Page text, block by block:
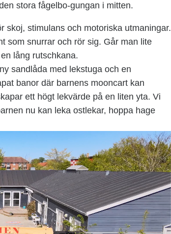
stora fågelbo-gungan i mitten.
skoj, stimulans och motoriska utmaningar.
som snurrar och rör sig. Går man lite
lång rutschkana.
sandlåda med lekstuga och en
banor där barnens mooncart kan
ett högt lekvärde på en liten yta. Vi
nu kan leka ostlekar, hoppa hage